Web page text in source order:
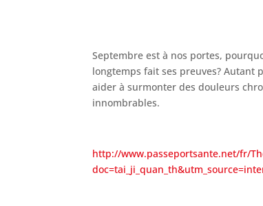
Septembre est à nos portes,
longtemps fait ses preuves?
aider à surmonter des douleurs
innombrables.
http://www.passeportsante.net/fr/